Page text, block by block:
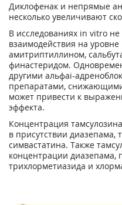
Диклофенак и непрямые
несколько увеличивают
В исследованиях in vitro
взаимодействия на
амитриптиллином,
финастеридом.
другими альфаi-
препаратами,
может привести к
эффекта.
Концентрация
в присутствии диазепама,
симвастатина. Также
концентрации диазепама,
трихлорметиазида и